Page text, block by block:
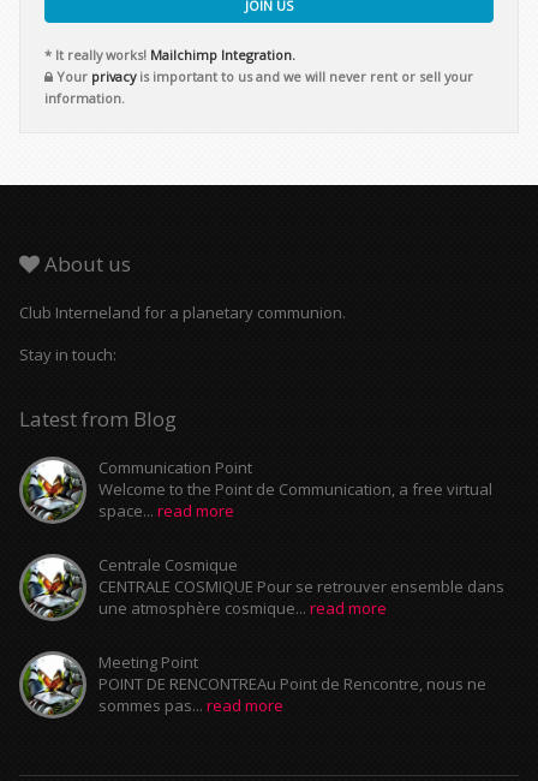
JOIN US
* It really works! Mailchimp Integration.
Your privacyis important to us and we will never rent or sell your
information.
About us
Club Interneland for a planetary communion.
Stay in touch:
Latest from Blog
Communication Point
Welcome to the Point de Communication, a free virtual
space... read more
Centrale Cosmique
CENTRALE COSMIQUE Pour se retrouver ensemble dans
une atmosphère cosmique... read more
Meeting Point
POINT DE RENCONTREAu Point de Rencontre, nous ne
sommes pas... read more